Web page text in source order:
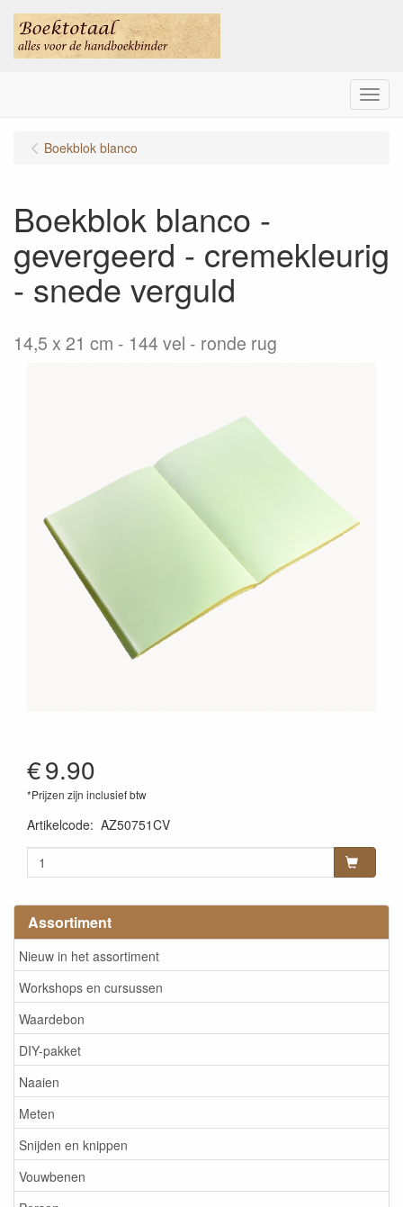
Menu
Assortiment
Nieuw in het assortiment
Workshops en cursussen
Waardebon
DIY-pakket
Naaien
Meten
Snijden en knippen
Vouwbenen
Boekblok blanco
Boekblok blanco -
gevergeerd - cremekleurig
- snede verguld
14,5 x 21 cm - 144 vel - ronde rug
€9.90
*Prijzen zijn inclusief btw
Artikelcode: AZ50751CV